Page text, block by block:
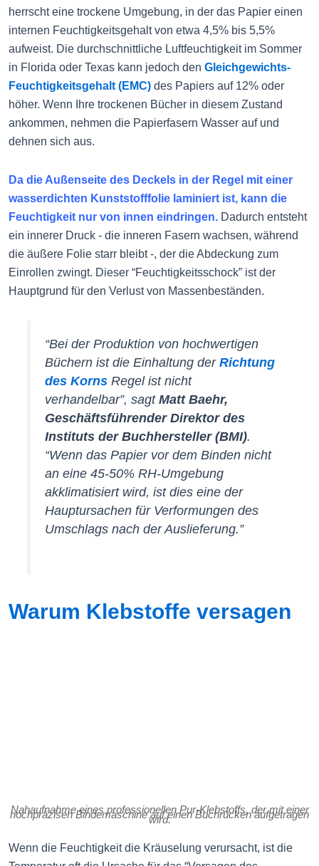
herrscht eine trockene Umgebung, in der das Papier einen
internen Feuchtigkeitsgehalt von etwa 4,5% bis 5,5%
aufweist. Die durchschnittliche Luftfeuchtigkeit im Sommer
in Florida oder Texas kann jedoch den Gleichgewichts-
Feuchtigkeitsgehalt (EMC) des Papiers auf 12% oder
höher. Wenn Ihre trockenen Bücher in diesem Zustand
ankommen, nehmen die Papierfasern Wasser auf und
dehnen sich aus.
Da die Außenseite des Deckels in der Regel mit einer
wasserdichten Kunststofffolie laminiert ist, kann die
Feuchtigkeit nur von innen eindringen. Dadurch entsteht
ein innerer Druck - die inneren Fasern wachsen, während
die äußere Folie starr bleibt -, der die Abdeckung zum
Einrollen zwingt. Dieser “Feuchtigkeitsschock” ist der
Hauptgrund für den Verlust von Massenbeständen.
“Bei der Produktion von hochwertigen
Büchern ist die Einhaltung derRichtung
des Korns Regel ist nicht
verhandelbar”, sagtMatt Baehr,
Geschäftsführender Direktor des
Instituts der Buchhersteller (BMI).
“Wenn das Papier vor dem Binden nicht
an eine 45-50% RH-Umgebung
akklimatisiert wird, ist dies eine der
Hauptursachen für Verformungen des
Umschlags nach der Auslieferung.”
Warum Klebstoffe versagen
Nahaufnahme eines professionellen Pur-Klebstoffs, der mit einer
hochpräzisen Bindemaschine auf einen Buchrücken aufgetragen
wird.
Wenn die Feuchtigkeit die Kräuselung verursacht, ist die